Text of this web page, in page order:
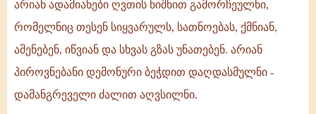
არიან
ადამიანები
ღვთის
ნიშნით
გამორჩეულნი,
რომელნიც
არიან ადამიანები ღვთის ნიშნით გამორჩეულნი,
რომელნიც თესენ სიყვარულს, სათნოებას, ქმნიან,
აშენებენ, იწვიან და სხვას გზას უნათებენ. არიან
პიროვნებანი დემონური ბეჭდით დაღდასმულნი -
დამანგრეველი ძალით აღვსილნი.